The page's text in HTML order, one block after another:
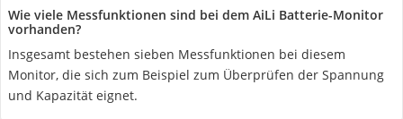
Wie viele Messfunktionen sind bei dem AiLi Batterie-Monitor
vorhanden?
Insgesamt bestehen sieben Messfunktionen bei diesem
Monitor, die sich zum Beispiel zum Überprüfen der Spannung
und Kapazität eignet.